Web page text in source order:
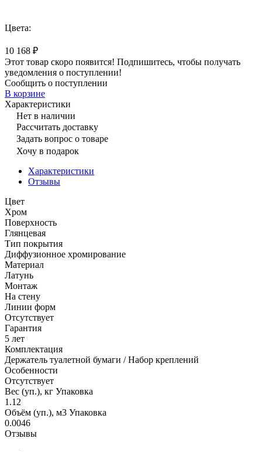
Цвета:
10 168 ₽
Этот товар скоро появится! Подпишитесь, чтобы получать
уведомления о поступлении!
Сообщить о поступлении
В корзине
Характеристики
Нет в наличии
Рассчитать доставку
Задать вопрос о товаре
Хочу в подарок
Характеристики
Отзывы
Цвет
Хром
Поверхность
Глянцевая
Тип покрытия
Диффузионное хромирование
Материал
Латунь
Монтаж
На стену
Линии форм
Отсутствует
Гарантия
5 лет
Комплектация
Держатель туалетной бумаги / Набор креплений
Особенности
Отсутствует
Вес (уп.), кг Упаковка
1.12
Объём (уп.), м3 Упаковка
0.0046
Отзывы